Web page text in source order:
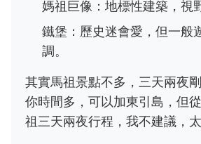
媽祖巨像：地標性建築，視
鐵堡：歷史迷會愛，但一般
調。
其實馬祖景點不多，三天兩夜
你時間多，可以加東引島，但
祖三天兩夜行程，我不建議，太